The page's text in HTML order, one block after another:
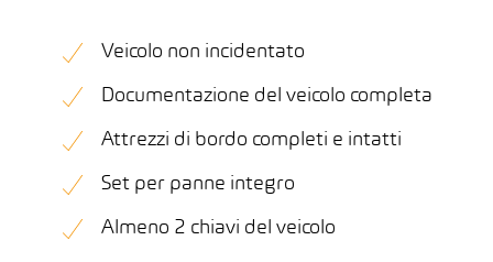
Veicolo non incidentato
Documentazione del veicolo completa
Attrezzi di bordo completi e intatti
Set per panne integro
Almeno 2 chiavi del veicolo